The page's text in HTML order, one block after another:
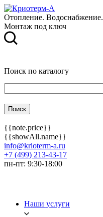
Отопление. Водоснабжение.
Монтаж под ключ
Поиск по каталогу
{{note.price}}
{{showAll.name}}
info@krioterm-a.ru
+7 (499) 213-43-17
пн-пт: 9:30-18:00
Наши услуги